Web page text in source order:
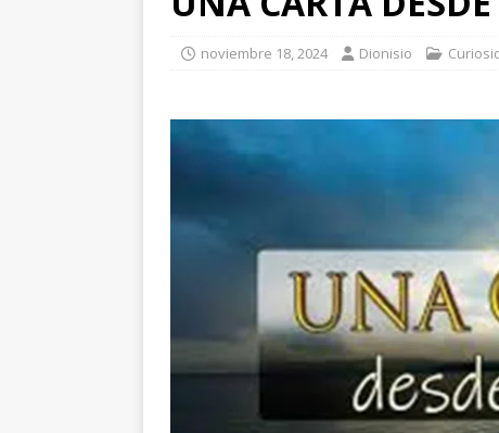
noviembre 18, 2024 Dionisio